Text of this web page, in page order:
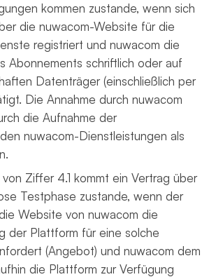
kommen zustande, wenn sich
die nuwacom-Website für die
registriert und nuwacom die
Abonnements schriftlich oder auf
Datenträger (einschließlich per
Die Annahme durch nuwacom
die Aufnahme der
nuwacom-Dienstleistungen als
Ziffer 4.1 kommt ein Vertrag über
Testphase zustande, wenn der
Website von nuwacom die
der Plattform für eine solche
(Angebot) und nuwacom dem
die Plattform zur Verfügung